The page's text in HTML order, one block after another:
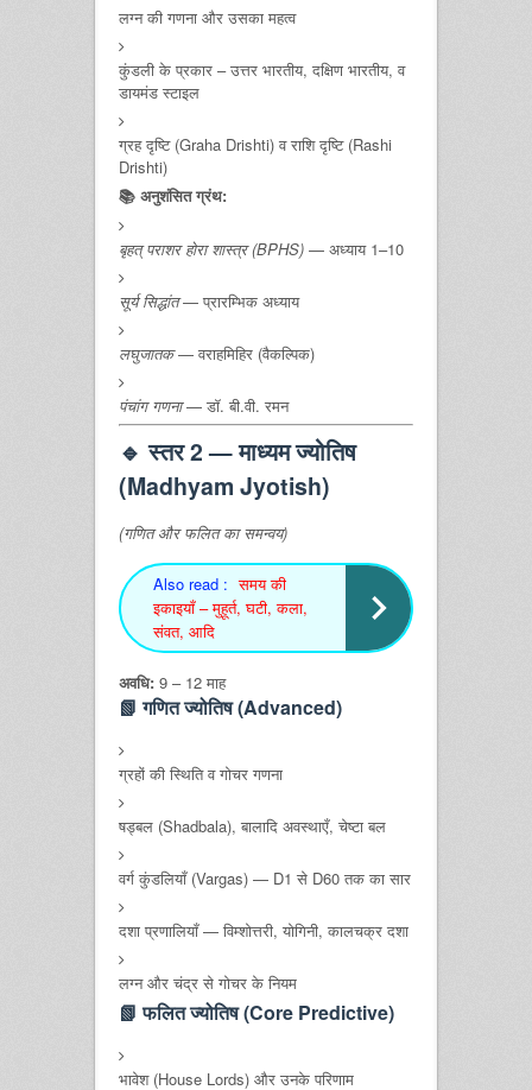
लग्न की गणना और उसका महत्व
कुंडली के प्रकार – उत्तर भारतीय, दक्षिण भारतीय, व
डायमंड स्टाइल
ग्रह दृष्टि (Graha Drishti) व राशि दृष्टि (Rashi
Drishti)
📚 अनुशंसित ग्रंथ:
बृहत् पराशर होरा शास्त्र (BPHS) — अध्याय 1–10
सूर्य सिद्धांत— प्रारम्भिक अध्याय
लघुजातक— वराहमिहिर (वैकल्पिक)
पंचांग गणना— डॉ. बी.वी. रमन
🔹स्तर 2 — माध्यम ज्योतिष
(Madhyam Jyotish)
(गणित और फलित का समन्वय)
Also read : समय की
इकाइयाँ – मुहूर्त, घटी, कला,
संवत, आदि
अवधि: 9 – 12 माह
📗 गणित ज्योतिष (Advanced)
ग्रहों की स्थिति व गोचर गणना
षड्बल (Shadbala), बालादि अवस्थाएँ, चेष्टा बल
वर्ग कुंडलियाँ (Vargas) — D1 से D60 तक का सार
दशा प्रणालियाँ — विम्शोत्तरी, योगिनी, कालचक्र दशा
लग्न और चंद्र से गोचर के नियम
📗 फलित ज्योतिष (Core Predictive)
भावेश (House Lords) और उनके परिणाम